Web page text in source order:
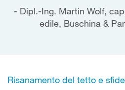
Dipl.-Ing. Martin Wolf,
edile, Buschina &
Risanamento del tetto e